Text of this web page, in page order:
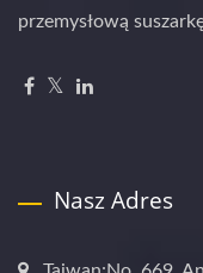
przemysłową
Nasz Adres